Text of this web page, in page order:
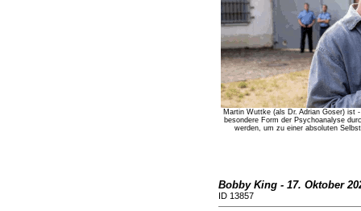
Martin Wuttke (als Dr. Adrian Goser) ist
besondere Form der Psychoanalyse
werden, um zu einer absoluten
Bobby King - 17. Oktober
ID 13857